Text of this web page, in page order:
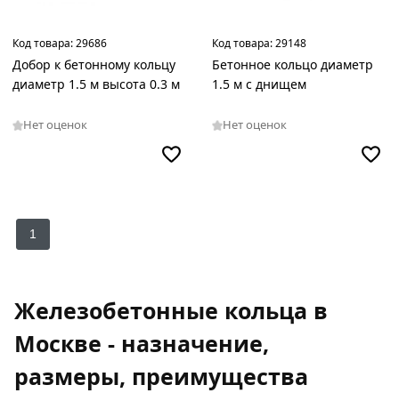
Код товара:29686
Добор к бетонному кольцу
диаметр 1.5 м высота 0.3 м
Нет оценок
Код товара:29148
Бетонное кольцо диаметр
1.5 м с днищем
Нет оценок
1
Железобетонные кольца в
Москве - назначение,
размеры, преимущества